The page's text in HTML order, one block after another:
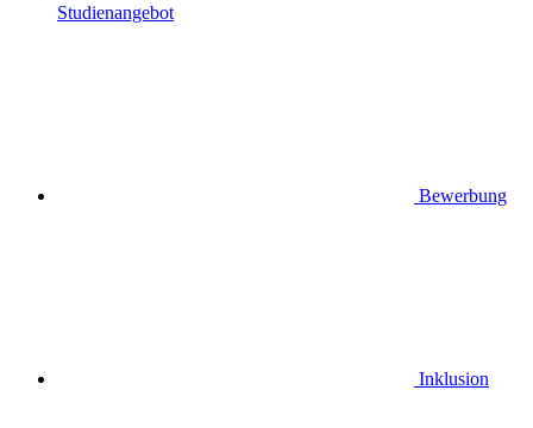
Studienangebot
Bewerbung
Inklusion